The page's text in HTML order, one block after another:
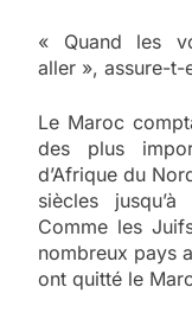
« Quand les
aller », assure-t-
Le Maroc
des plus
d’Afrique du
siècles
Comme les
nombreux pays
ont quitté le